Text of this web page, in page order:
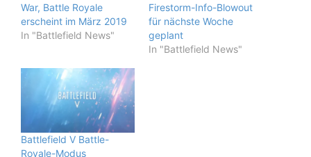
War, Battle Royale
erscheint im März 2019
In "Battlefield News"
Firestorm-Info-Blowout
für nächste Woche
geplant
In "Battlefield News"
Battlefield V Battle-
Royale-Modus